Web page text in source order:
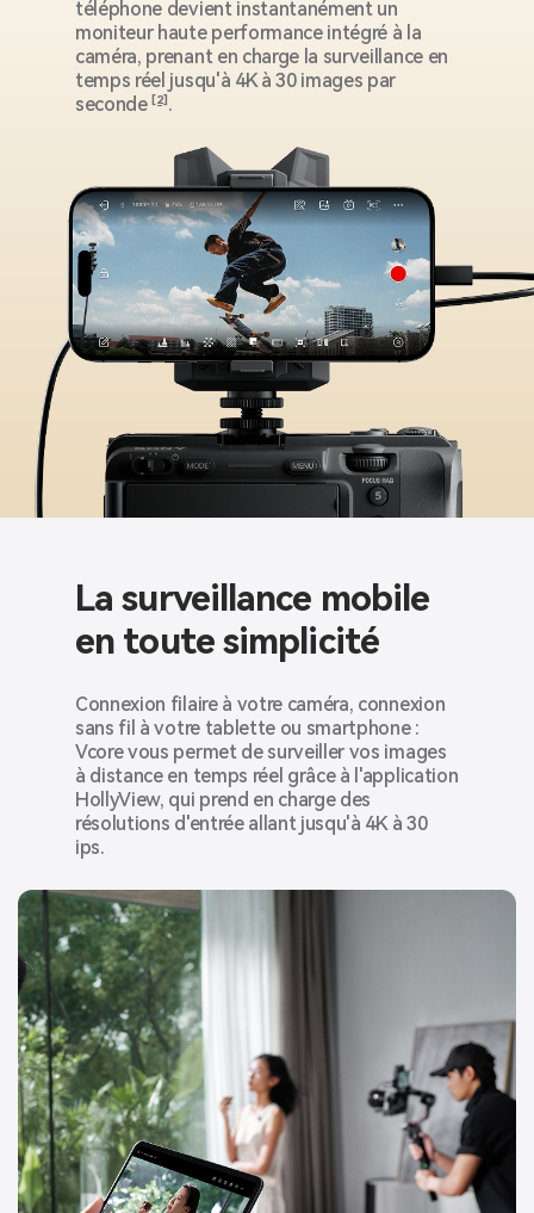
téléphone devient instantanément un
moniteur haute performance intégré à la
caméra, prenant en charge la surveillance en
temps réel jusqu'à 4K à 30 images par
seconde[2] .
La surveillance mobile
en toute simplicité
Connexion filaire à votre caméra, connexion
sans fil à votre tablette ou smartphone :
Vcore vous permet de surveiller vos images
à distance en temps réel grâce à l'application
HollyView, qui prend en charge des
résolutions d'entrée allant jusqu'à 4K à 30
ips.